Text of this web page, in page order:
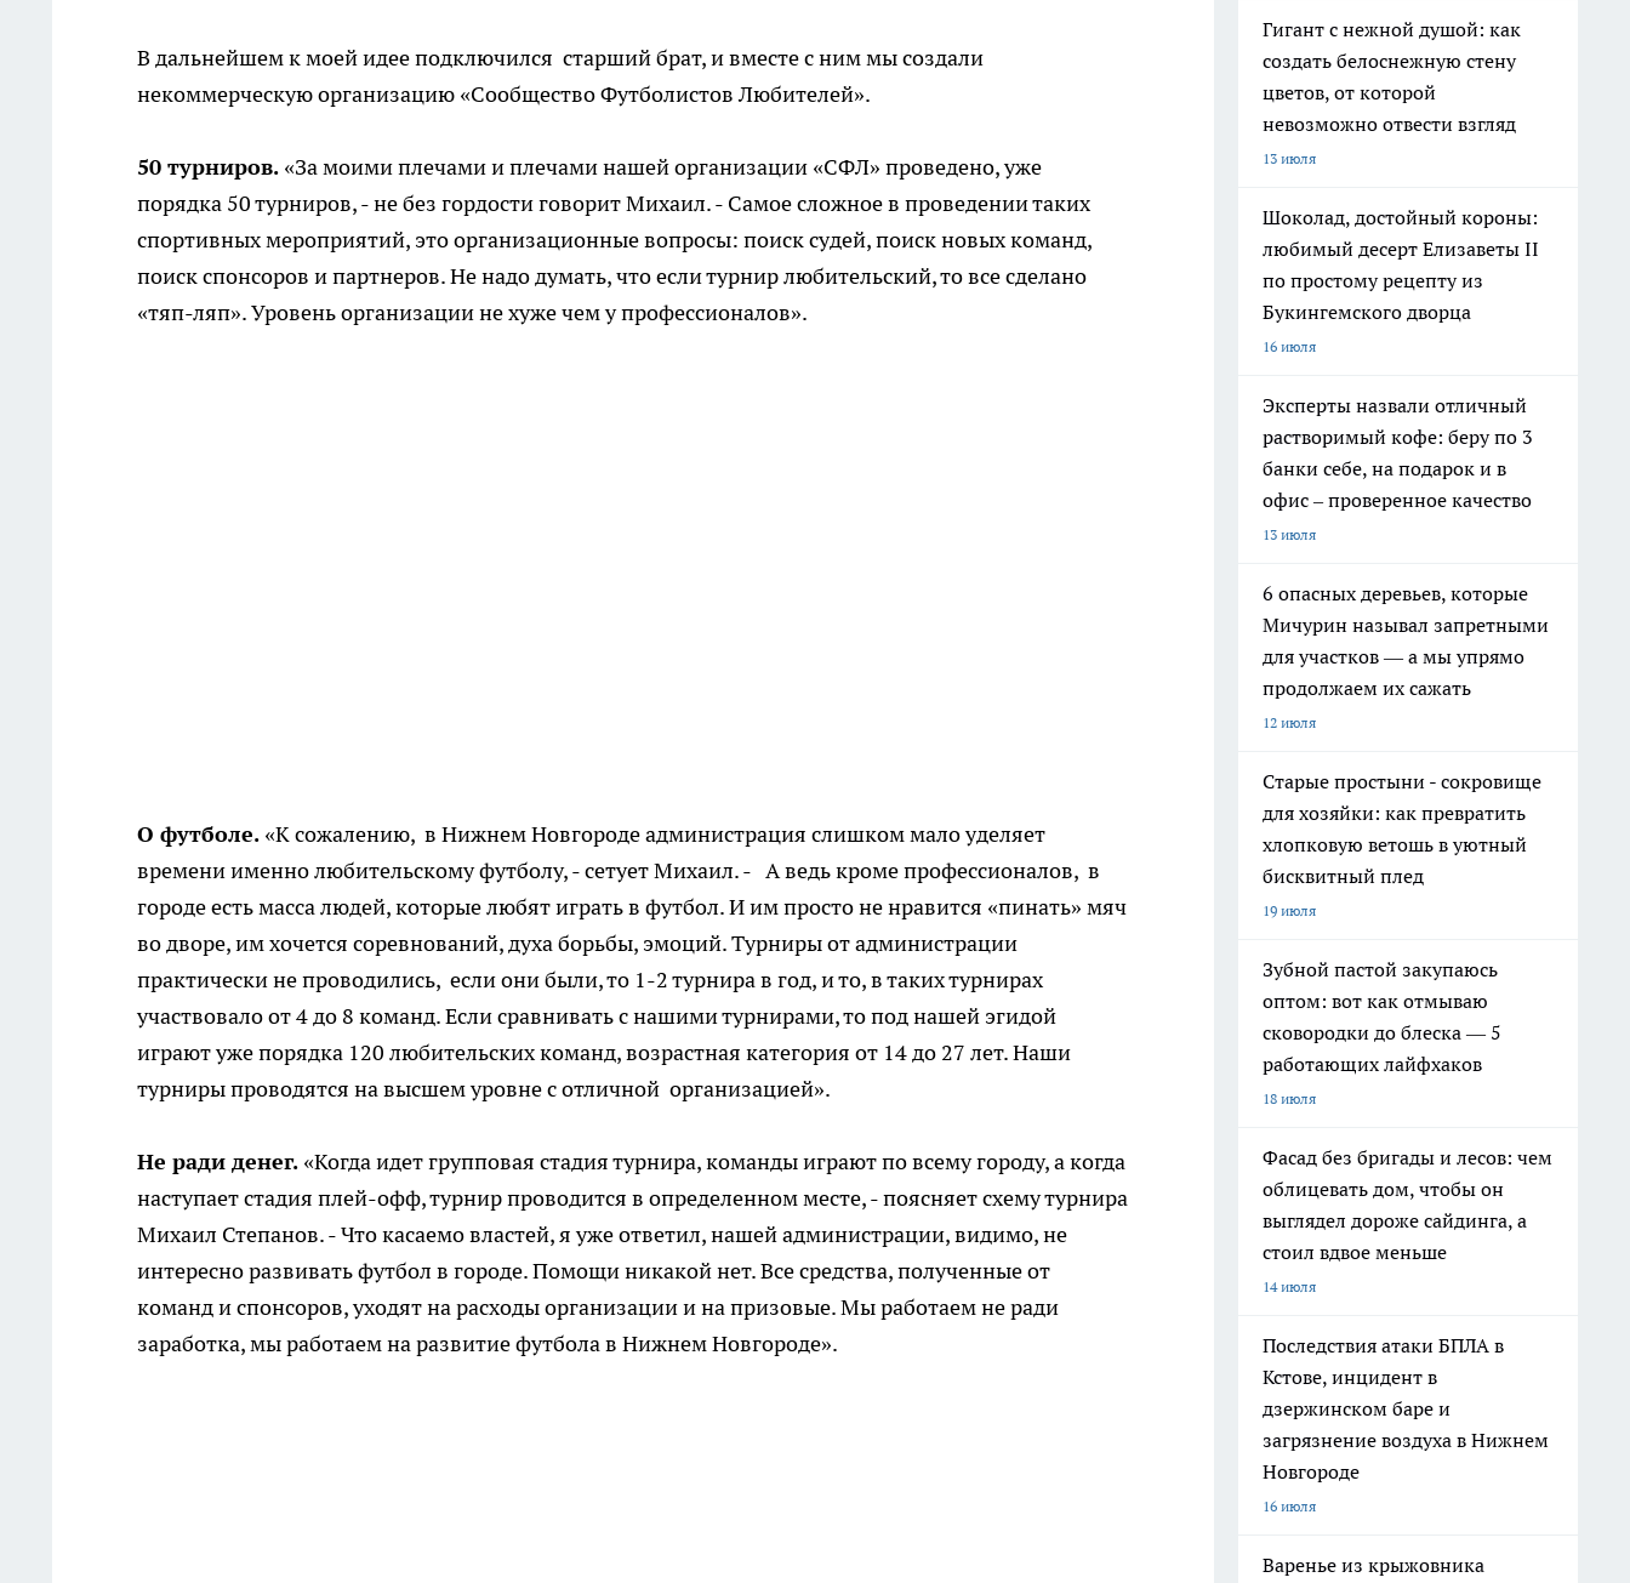
В дальнейшем к моей идее подключился старший брат, и вместе с ним мы создали
некоммерческую организацию «Сообщество Футболистов Любителей».
50 турниров. «За моими плечами и плечами нашей организации «СФЛ» проведено, уже
порядка 50 турниров, - не без гордости говорит Михаил. - Самое сложное в проведении таких
спортивных мероприятий, это организационные вопросы: поиск судей, поиск новых команд,
поиск спонсоров и партнеров. Не надо думать, что если турнир любительский, то все сделано
«тяп-ляп». Уровень организации не хуже чем у профессионалов».
О футболе. «К сожалению, в Нижнем Новгороде администрация слишком мало уделяет
времени именно любительскому футболу, - сетует Михаил. - А ведь кроме профессионалов, в
городе есть масса людей, которые любят играть в футбол. И им просто не нравится «пинать» мяч
во дворе, им хочется соревнований, духа борьбы, эмоций. Турниры от администрации
практически не проводились, если они были, то 1-2 турнира в год, и то, в таких турнирах
участвовало от 4 до 8 команд. Если сравнивать с нашими турнирами, то под нашей эгидой
играют уже порядка 120 любительских команд, возрастная категория от 14 до 27 лет. Наши
турниры проводятся на высшем уровне с отличной организацией».
Не ради денег. «Когда идет групповая стадия турнира, команды играют по всему городу, а когда
наступает стадия плей-офф, турнир проводится в определенном месте, - поясняет схему турнира
Михаил Степанов. - Что касаемо властей, я уже ответил, нашей администрации, видимо, не
интересно развивать футбол в городе. Помощи никакой нет. Все средства, полученные от
команд и спонсоров, уходят на расходы организации и на призовые. Мы работаем не ради
заработка, мы работаем на развитие футбола в Нижнем Новгороде».
Гигант с нежной душой: как
создать белоснежную стену
цветов, от которой
невозможно отвести взгляд
13 июля
Шоколад, достойный короны:
любимый десерт Елизаветы II
по простому рецепту из
Букингемского дворца
16 июля
Эксперты назвали отличный
растворимый кофе: беру по 3
банки себе, на подарок и в
офис – проверенное качество
13 июля
6 опасных деревьев, которые
Мичурин называл запретными
для участков — а мы упрямо
продолжаем их сажать
12 июля
Старые простыни - сокровище
для хозяйки: как превратить
хлопковую ветошь в уютный
бисквитный плед
19 июля
Зубной пастой закупаюсь
оптом: вот как отмываю
сковородки до блеска — 5
работающих лайфхаков
18 июля
Фасад без бригады и лесов: чем
облицевать дом, чтобы он
выглядел дороже сайдинга, а
стоил вдвое меньше
14 июля
Последствия атаки БПЛА в
Кстове, инцидент в
дзержинском баре и
загрязнение воздуха в Нижнем
Новгороде
16 июля
Варенье из крыжовника